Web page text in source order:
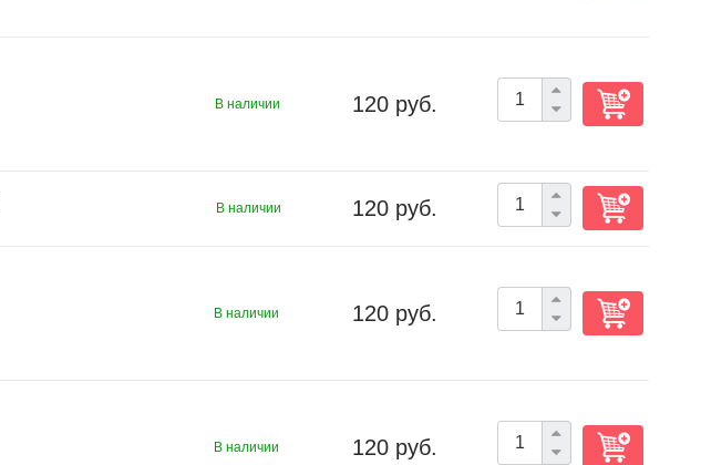
В наличии 120 руб.
В наличии 120 руб.
В наличии 120 руб.
В наличии 120 руб.